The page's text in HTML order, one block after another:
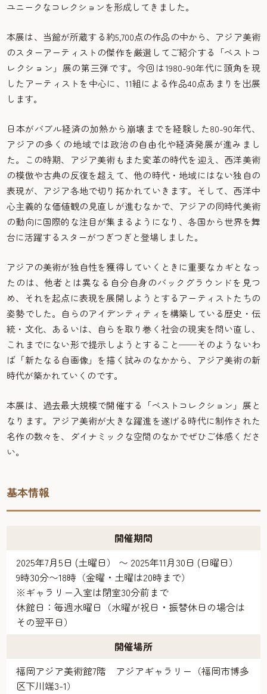
ユニークなコレクションを形成してきました。
本展は、当館が所蔵する約5,700点の作品の中から、アジア美術
のスターアーティストの傑作を厳選してご紹介する「ベストコ
レクション」展の第三弾です。今回は1980-90年代に頭角を現
したアーティストを中心に、11組による作品40点あまりを出展
します。
日本がバブル経済の加熱から崩壊までを経験した80-90年代、
アジアの多くの地域では政治の自由化や経済発展が進みまし
た。この時期、アジア美術もまた変革の時代を迎え、西洋美術
の模倣や古典の反復を超えて、他の時代・地域にはない独自の
表現が、アジア各地で切り拓かれていきます。そして、西洋中
心主義的な価値観の見直しが進むなかで、アジアの同時代美術
の動向に国際的な注目が集まるようになり、各国から世界を舞
台に活躍するスターがつぎつぎと登場しました。
アジアの美術が独自性を獲得していくときに重要なカギとなっ
たのは、他者とは異なる自分自身のバックグラウンドを見つ
め、それを起点に表現を展開しようとするアーティストたちの
姿勢でした。自らのアイデンティティを構築している歴史・伝
統・文化、あるいは、自らを取り巻く社会の現実を問い直し、
これまでにない形で提示しようとすること──そのようないわ
ば「新たなる自画像」を描く試みのなかから、アジア美術の新
時代が築かれていくのです。
本展は、過去最大規模で開催する「ベストコレクション」展と
なります。アジア美術が大きな躍進を遂げる時代に制作された
名作の数々を、ダイナミックな空間のなかでぜひご体感くださ
い。
基本情報
開催期間
2025年7月5日 (土曜日） 〜 2025年11月30日 (日曜日）
9時30分〜18時（金曜・土曜は20時まで）
※ギャラリー入室は閉室30分前まで
休館日：毎週水曜日（水曜が祝日・振替休日の場合は
その翌平日）
開催場所
福岡アジア美術館7階 アジアギャラリー（福岡市博多
区下川端3-1）